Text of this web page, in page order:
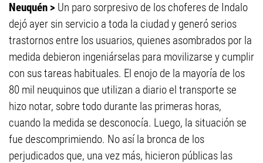
Neuquén > Un paro sorpresivo de los choferes de Indalo
dejó ayer sin servicio a toda la ciudad y generó serios
trastornos entre los usuarios, quienes asombrados por la
medida debieron ingeniárselas para movilizarse y cumplir
con sus tareas habituales. El enojo de la mayoría de los
80 mil neuquinos que utilizan a diario el transporte se
hizo notar, sobre todo durante las primeras horas,
cuando la medida se desconocía. Luego, la situación se
fue descomprimiendo. No así la bronca de los
perjudicados que, una vez más, hicieron públicas las